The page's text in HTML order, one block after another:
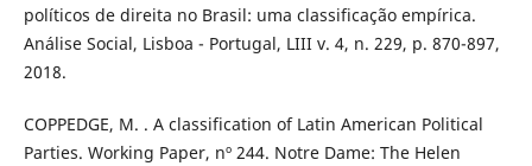
políticos de direita no Brasil: uma classificação empírica.
Análise Social, Lisboa - Portugal, LIII v. 4, n. 229, p. 870-897,
2018.
COPPEDGE, M. . A classification of Latin American Political
Parties. Working Paper, nº 244. Notre Dame: The Helen